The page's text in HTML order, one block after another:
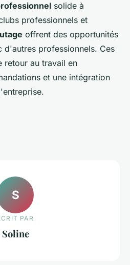
solide à
professionnels et
offrent des opportunités
d'autres professionnels. Ces
retour au travail en
et une intégration
S
PAR
Soline